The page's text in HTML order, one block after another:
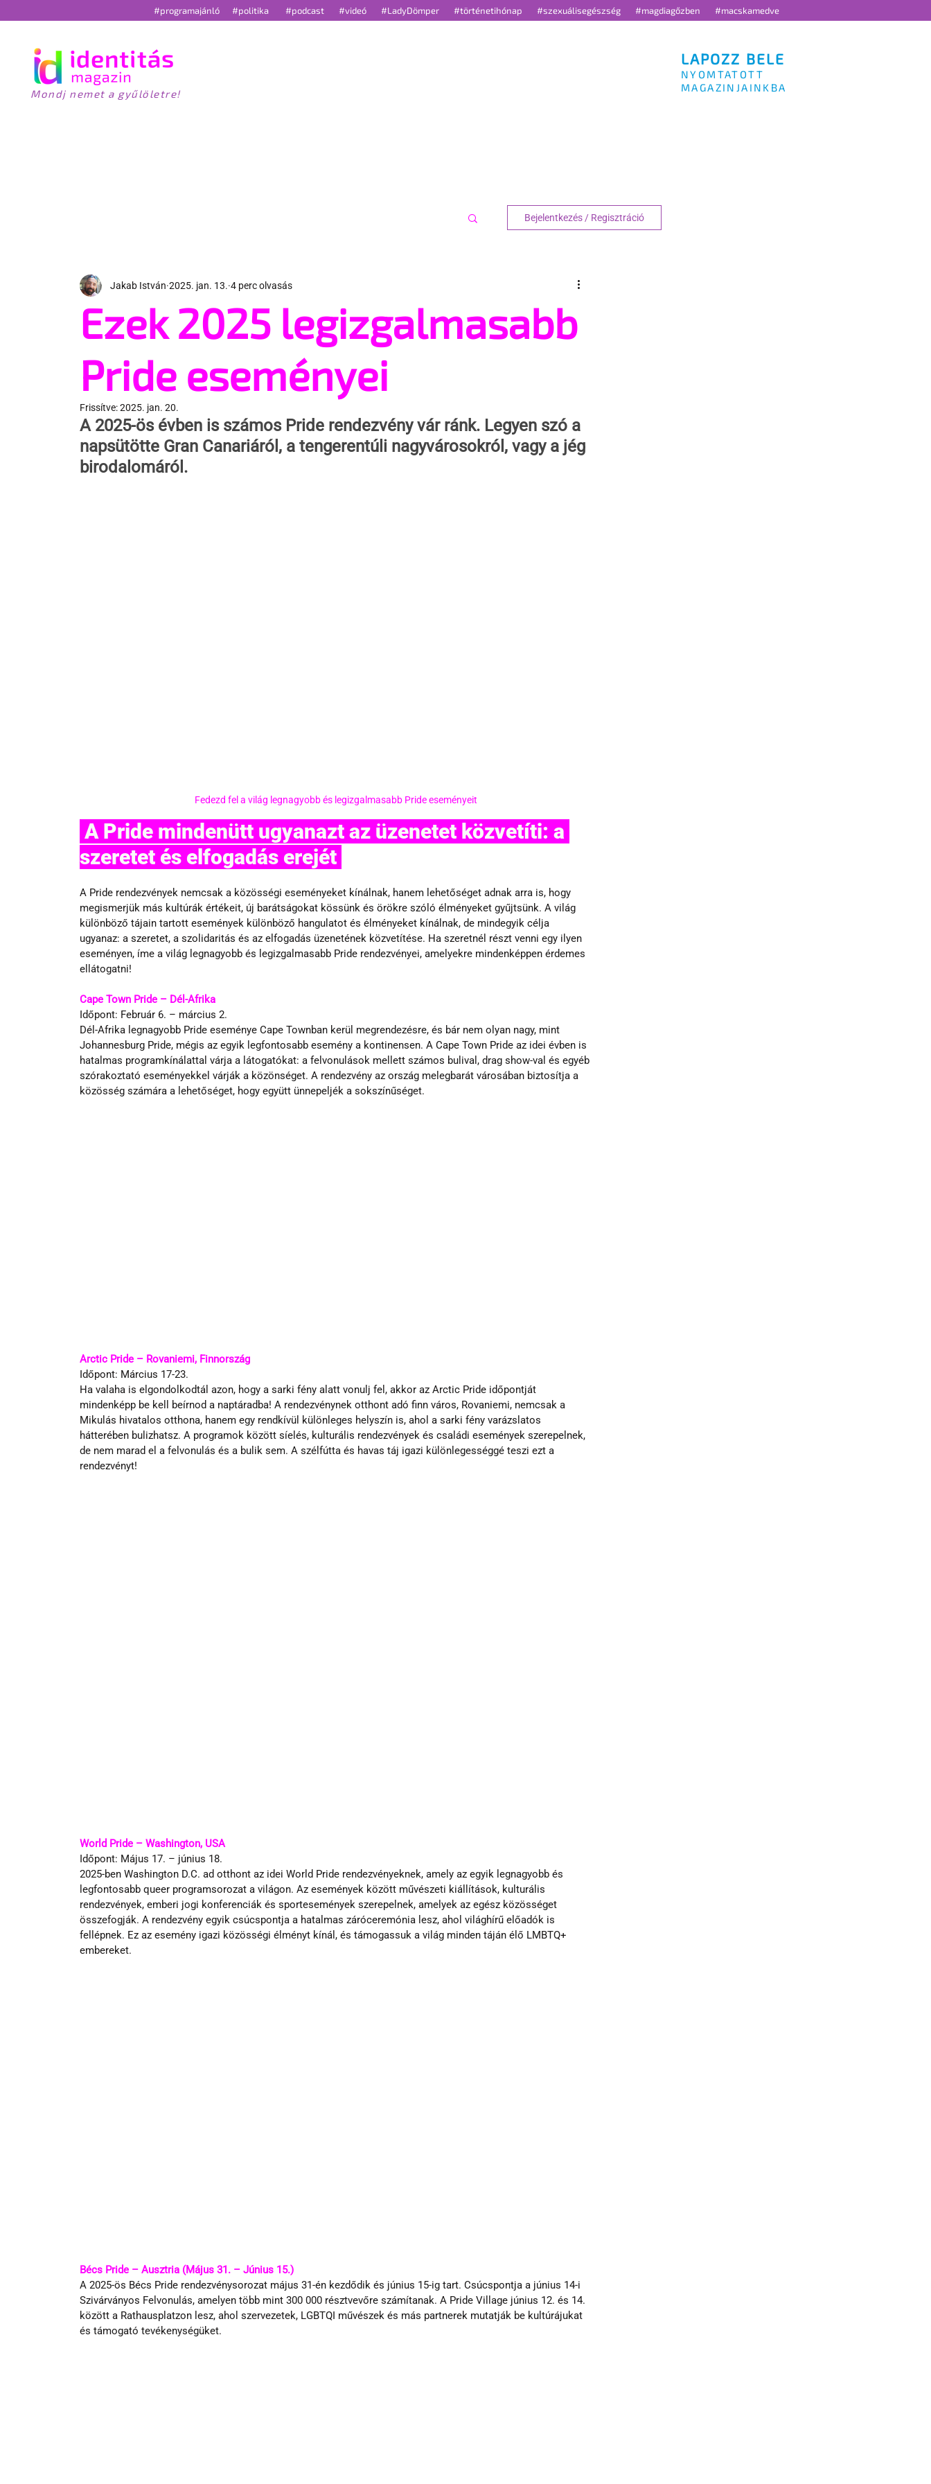
#programajánló #politika #podcast #videó #LadyDömper #történetihónap #szexuálisegészség #magdiagőzben #macskamedve
Mondj nemet a gyűlöletre!
LAPOZZ BELE
NYOMTATOTT
MAGAZINJAINKBA
Bejelentkezés / Regisztráció
Ezek 2025 legizgalmasabb
Pride eseményei
Jakab István 2025. jan. 13. 4 perc olvasás
Frissítve:2025. jan. 20.
A 2025-ös évben is számos Pride rendezvény vár ránk. Legyen szó a
napsütötte Gran Canariáról, a tengerentúli nagyvárosokról, vagy a jég
birodalomáról.
Fedezd fel a világ legnagyobb és legizgalmasabb Pride eseményeit
szeretet és elfogadás erejét
A Pride rendezvények nemcsak a közösségi eseményeket kínálnak, hanem lehetőséget adnak arra is, hogy
megismerjük más kultúrák értékeit, új barátságokat kössünk és örökre szóló élményeket gyűjtsünk. A világ
különböző tájain tartott események különböző hangulatot és élményeket kínálnak, de mindegyik célja
ugyanaz: a szeretet, a szolidaritás és az elfogadás üzenetének közvetítése. Ha szeretnél részt venni egy ilyen
eseményen, íme a világ legnagyobb és legizgalmasabb Pride rendezvényei, amelyekre mindenképpen érdemes
ellátogatni!
Cape Town Pride – Dél-Afrika
Időpont: Február 6. – március 2.
Dél-Afrika legnagyobb Pride eseménye Cape Townban kerül megrendezésre, és bár nem olyan nagy, mint
Johannesburg Pride, mégis az egyik legfontosabb esemény a kontinensen. A Cape Town Pride az idei évben is
hatalmas programkínálattal várja a látogatókat: a felvonulások mellett számos bulival, drag show-val és egyéb
szórakoztató eseményekkel várják a közönséget. A rendezvény az ország melegbarát városában biztosítja a
közösség számára a lehetőséget, hogy együtt ünnepeljék a sokszínűséget.
Arctic Pride – Rovaniemi, Finnország
Időpont: Március 17-23.
Ha valaha is elgondolkodtál azon, hogy a sarki fény alatt vonulj fel, akkor az Arctic Pride időpontját
mindenképp be kell beírnod a naptáradba! A rendezvénynek otthont adó finn város, Rovaniemi, nemcsak a
Mikulás hivatalos otthona, hanem egy rendkívül különleges helyszín is, ahol a sarki fény varázslatos
hátterében bulizhatsz. A programok között síelés, kulturális rendezvények és családi események szerepelnek,
de nem marad el a felvonulás és a bulik sem. A szélfútta és havas táj igazi különlegességgé teszi ezt a
rendezvényt!
World Pride – Washington, USA
Időpont: Május 17. – június 18.
2025-ben Washington D.C. ad otthont az idei World Pride rendezvényeknek, amely az egyik legnagyobb és
legfontosabb queer programsorozat a világon. Az események között művészeti kiállítások, kulturális
rendezvények, emberi jogi konferenciák és sportesemények szerepelnek, amelyek az egész közösséget
összefogják. A rendezvény egyik csúcspontja a hatalmas záróceremónia lesz, ahol világhírű előadók is
fellépnek. Ez az esemény igazi közösségi élményt kínál, és támogassuk a világ minden táján élő LMBTQ+
embereket.
Bécs Pride – Ausztria (Május 31. – Június 15.)
A 2025-ös Bécs Pride rendezvénysorozat május 31-én kezdődik és június 15-ig tart. Csúcspontja a június 14-i
Szivárványos Felvonulás, amelyen több mint 300 000 résztvevőre számítanak. A Pride Village június 12. és 14.
között a Rathausplatzon lesz, ahol szervezetek, LGBTQI művészek és más partnerek mutatják be kultúrájukat
és támogató tevékenységüket.